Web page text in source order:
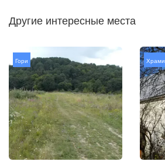
Другие интересные места
Гори Храми